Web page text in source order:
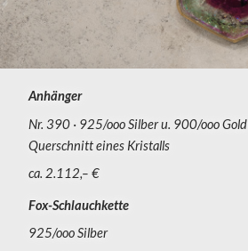
Anhänger
Nr. 390
925/ooo Silber u. 900/ooo Gold
Querschnitt eines Kristalls
ca. 2.112,– €
Fox-Schlauchkette
925/ooo Silber